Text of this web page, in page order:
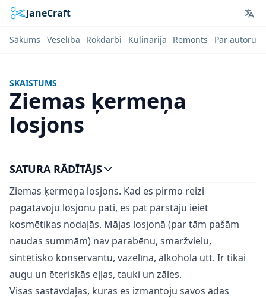
JaneCraft
Sākums Veselība Rokdarbi Kulinarija Remonts Par autoru
SKAISTUMS
Ziemas ķermeņa
losjons
Ziemas ķermeņa losjons. Kad es pirmo reizi
pagatavoju losjonu pati, es pat pārstāju ieiet
kosmētikas nodaļās. Mājas losjonā (par tām pašām
naudas summām) nav parabēnu, smaržvielu,
sintētisko konservantu, vazelīna, alkohola utt. Ir tikai
augu un ēteriskās eļļas, tauki un zāles.
Visas sastāvdaļas, kuras es izmantoju savos ādas
SATURA RĀDĪTĀJS